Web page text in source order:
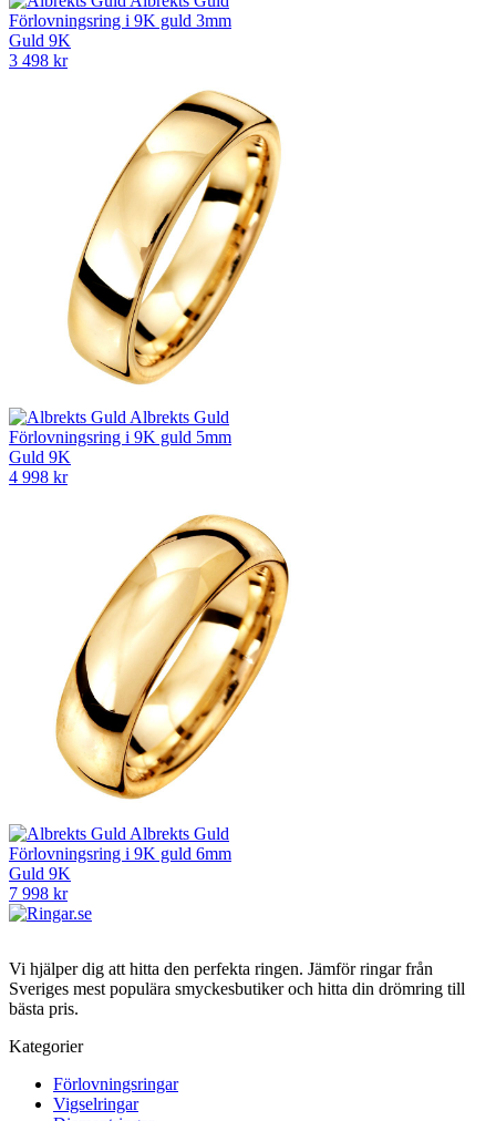
Förlovningsring i 9K guld 3mm
Guld 9K
3 498 kr
Albrekts Guld
Förlovningsring i 9K guld 5mm
Guld 9K
4 998 kr
Albrekts Guld
Förlovningsring i 9K guld 6mm
Guld 9K
7 998 kr
Vi hjälper dig att hitta den perfekta ringen. Jämför ringar från
Sveriges mest populära smyckesbutiker och hitta din drömring till
bästa pris.
Kategorier
Förlovningsringar
Vigselringar